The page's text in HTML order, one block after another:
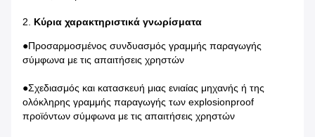
2. Κύρια χαρακτηριστικά γνωρίσματα
●Προσαρμοσμένος συνδυασμός γραμμής παραγωγής
σύμφωνα με τις απαιτήσεις χρηστών
●Σχεδιασμός και κατασκευή μιας ενιαίας μηχανής ή της
ολόκληρης γραμμής παραγωγής των explosionproof
προϊόντων σύμφωνα με τις απαιτήσεις χρηστών